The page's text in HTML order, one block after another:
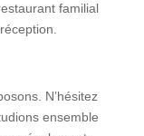
familial
N’hésitez
ensemble